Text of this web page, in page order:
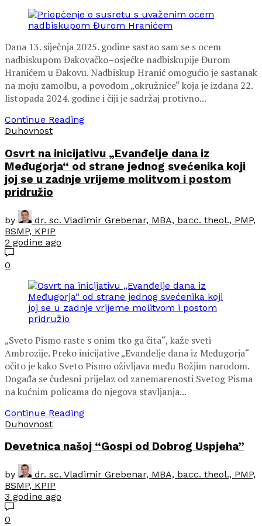
Dana 13. siječnja 2025. godine sastao sam se s ocem
nadbiskupom Đakovačko–osječke nadbiskupije Đurom
Hranićem u Đakovu. Nadbiskup Hranić omogućio je sastanak
na moju zamolbu, a povodom „okružnice“ koja je izdana 22.
listopada 2024. godine i čiji je sadržaj protivno...
Continue Reading
Duhovnost
Osvrt na inicijativu „Evanđelje dana iz
Međugorja“ od strane jednog svećenika koji
joj se u zadnje vrijeme molitvom i postom
pridružio
by
dr. sc. Vladimir Grebenar, MBA, bacc. theol., PMP,
BSMP, KPIP
2 godine ago
0
„Sveto Pismo raste s onim tko ga čita“, kaže sveti
Ambrozije. Preko inicijative „Evanđelje dana iz Međugorja“
očito je kako Sveto Pismo oživljava među Božjim narodom.
Događa se čudesni prijelaz od zanemarenosti Svetog Pisma
na kućnim policama do njegova stavljanja...
Continue Reading
Duhovnost
Devetnica našoj “Gospi od Dobrog Uspjeha”
by
dr. sc. Vladimir Grebenar, MBA, bacc. theol., PMP,
BSMP, KPIP
3 godine ago
0